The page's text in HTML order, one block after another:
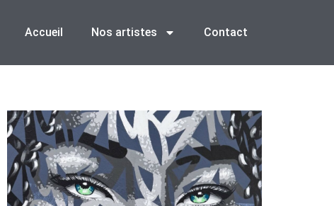
Accueil Nos artistes Contact